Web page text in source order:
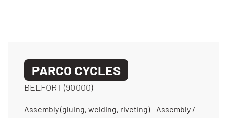
PARCO CYCLES
BELFORT (90000)
Assembly (gluing, welding, riveting) - Assembly /